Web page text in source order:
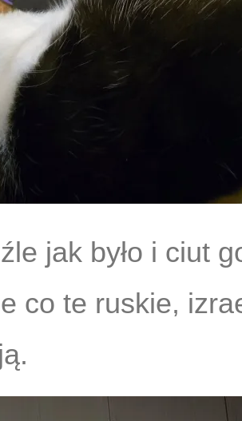
jak było i ciut
co te ruskie,